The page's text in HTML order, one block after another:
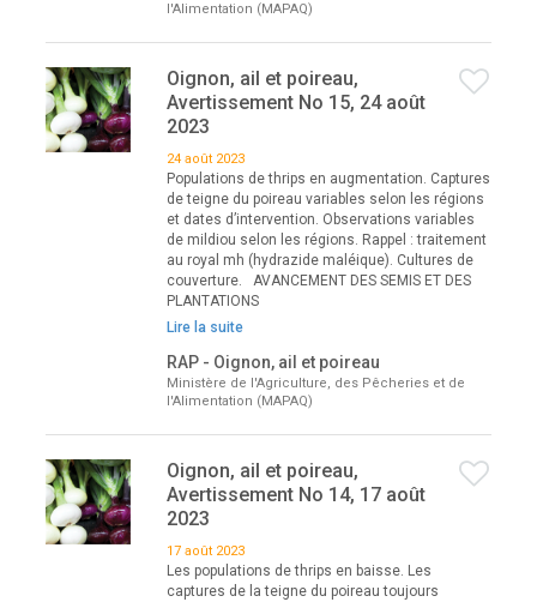
l'Alimentation (MAPAQ)
Oignon, ail et poireau,
Avertissement No 15, 24 août
2023
24 août 2023
Populations de thrips en augmentation. Captures
de teigne du poireau variables selon les régions
et dates d’intervention. Observations variables
de mildiou selon les régions. Rappel : traitement
au royal mh (hydrazide maléique). Cultures de
couverture. AVANCEMENT DES SEMIS ET DES
PLANTATIONS
Lire la suite
RAP - Oignon, ail et poireau
Ministère de l'Agriculture, des Pêcheries et de
l'Alimentation (MAPAQ)
Oignon, ail et poireau,
Avertissement No 14, 17 août
2023
17 août 2023
Les populations de thrips en baisse. Les
captures de la teigne du poireau toujours